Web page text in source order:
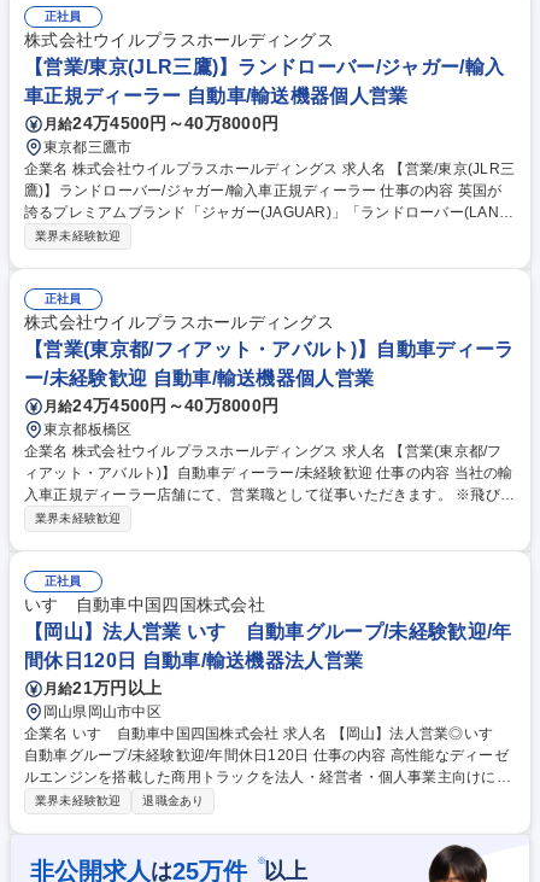
価から入り込むことも可能 (3)海外３工場（中国、インドネシア、イン
ド）と連携した現地ラインの量産立ち上げ・品質確認 (4)営業同行による
技術PR・提案 ★細分化された業務の一部ではなくビジネスの企画から量
産まで全体最適を見据えて推進できる裁量の大きさも魅力 募集職種 【愛
知】自動車向け環境部品（メタル担体）の製品開発／ポテンシャル歓迎
正社員
株式会社ウイルプラスホールディングス
【営業/東京(JLR三鷹)】ランドローバー/ジャガー/輸入
車正規ディーラー 自動車/輸送機器個人営業
月給24万4500円～40万8000円
東京都三鷹市
企業名 株式会社ウイルプラスホールディングス 求人名 【営業/東京(JLR三
鷹)】ランドローバー/ジャガー/輸入車正規ディーラー 仕事の内容 英国が
誇るプレミアムブランド「ジャガー(JAGUAR)」「ランドローバー(LAND
ROVER)」の正規ディーラーにて、単なる車両販売に留まらない、お客様
「反響営業」スタイルです。 ■物語を紐解く「ライフスタイル・ヒアリン
グ」 ■五感に訴える「ブランド体験の設計」 ■資産としての「トータル・
ポートフォリオ提案」 ■世代を超える「ロイヤリティ・リレーション」 募
集職種 【営業/東京(JLR三鷹)】ランドローバー/ジャガー/輸入車正規ディ
ーラー
業界未経験歓迎
正社員
株式会社ウイルプラスホールディングス
【営業(東京都/フィアット・アバルト)】自動車ディーラ
ー/未経験歓迎 自動車/輸送機器個人営業
月給24万4500円～40万8000円
東京都板橋区
企業名 株式会社ウイルプラスホールディングス 求人名 【営業(東京都/フ
ィアット・アバルト)】自動車ディーラー/未経験歓迎 仕事の内容 当社の輸
入車正規ディーラー店舗にて、営業職として従事いただきます。 ※飛び込
み営業ではなく、ショールームへご来店いただいたお客様へご提案する、
後の書類手続き、納車対応◇既存顧客へのフォロー連絡・代替提案 【キャ
リア】給与は、8段階の等級と100段階の号棒で明確に提示され、給与改
定が年に２回有。支店長等マネジメントへ進む、プレーヤーを続け営業職
という職種を極める、ご希望のキャリア選択ができます。 募集職種 【営
業(東京都/フィアット・アバルト)】自動車ディーラー/未経験歓迎
業界未経験歓迎
正社員
いすゞ自動車中国四国株式会社
【岡山】法人営業 いすゞ自動車グループ/未経験歓迎/年
間休日120日 自動車/輸送機器法人営業
月給21万円以上
岡山県岡山市中区
企業名 いすゞ自動車中国四国株式会社 求人名 【岡山】法人営業◎いすゞ
自動車グループ/未経験歓迎/年間休日120日 仕事の内容 高性能なディーゼ
ルエンジンを搭載した商用トラックを法人・経営者・個人事業主向けにお
客様のニーズに合わせてカスタマイズ提案を伴う営業活動をお任せしま
の情報をヒアリングしながらトラック荷台の材質や大きさなど多岐にわた
る提案を行って頂きます。 また、いすゞでは「運ぶを支える」を合言葉に
業界未経験歓迎 退職金あり
非公開求人 は25万件 ※以上